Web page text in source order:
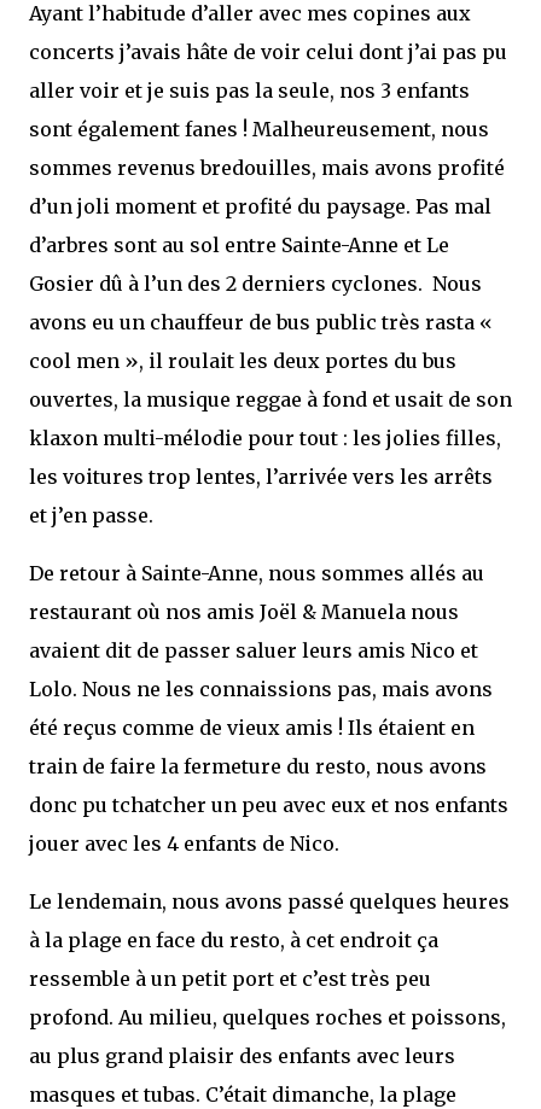
Ayant l’habitude d’aller avec mes copines aux
concerts j’avais hâte de voir celui dont j’ai pas pu
aller voir et je suis pas la seule, nos 3 enfants
sont également fanes ! Malheureusement, nous
sommes revenus bredouilles, mais avons profité
d’un joli moment et profité du paysage. Pas mal
d’arbres sont au sol entre Sainte-Anne et Le
Gosier dû à l’un des 2 derniers cyclones. Nous
avons eu un chauffeur de bus public très rasta «
cool men », il roulait les deux portes du bus
ouvertes, la musique reggae à fond et usait de son
klaxon multi-mélodie pour tout : les jolies filles,
les voitures trop lentes, l’arrivée vers les arrêts
et j’en passe.
De retour à Sainte-Anne, nous sommes allés au
restaurant où nos amis Joël & Manuela nous
avaient dit de passer saluer leurs amis Nico et
Lolo. Nous ne les connaissions pas, mais avons
été reçus comme de vieux amis ! Ils étaient en
train de faire la fermeture du resto, nous avons
donc pu tchatcher un peu avec eux et nos enfants
jouer avec les 4 enfants de Nico.
Le lendemain, nous avons passé quelques heures
à la plage en face du resto, à cet endroit ça
ressemble à un petit port et c’est très peu
profond. Au milieu, quelques roches et poissons,
au plus grand plaisir des enfants avec leurs
masques et tubas. C’était dimanche, la plage